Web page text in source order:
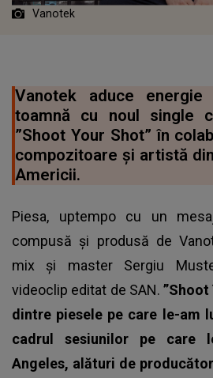
Vanotek
Vanotek aduce
toamnă cu noul single
”Shoot Your Shot” în
compozitoare și artistă
Americii.
Piesa, uptempo cu un
compusă și produsă de
mix și master Sergiu
videoclip editat de SAN. ”Shoot
dintre piesele pe care le-am
cadrul sesiunilor pe care
Angeles, alături de